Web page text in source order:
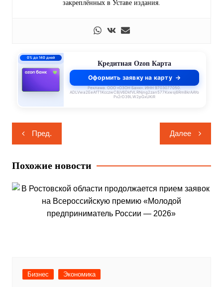
закреплённых в Уставе издания.
0% до 140 дней
Кредитная Ozon Карта
Оформить заявку на карту
Реклама. ООО «ОЗОН Банк». ИНН 9703077050.
ADLVwa2EeAfT1KcczwC8jV6DkfVLRNjng2zan577Kxwsj6Rm8krAAYo
Px2rD39LW2pGxUKiR
Навигация
по
записям
Пред. Далее
Похожие новости
Бизнес Экономика